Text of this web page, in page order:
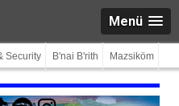
Menü
Security B'nai B'rith Mazsiköm
SpotifyInstagram